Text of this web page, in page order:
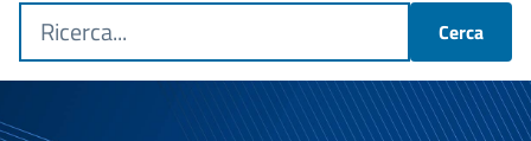
Cerca